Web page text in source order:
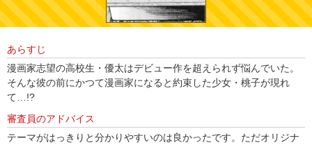
あらすじ
漫画家志望の高校生・優太はデビュー作を超えられず悩んでいた。
そんな彼の前にかつて漫画家になると約束した少女・桃子が現れ
て…!?
審査員のアドバイス
テーマがはっきりと分かりやすいのは良かったです。ただオリジナ